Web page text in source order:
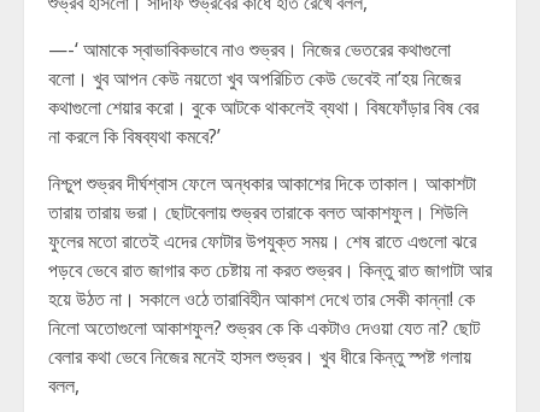
—-‘ আমাকে স্বাভাবিকভাবে নাও শুভ্রব। নিজের ভেতরের কথাগুলো
বলো। খুব আপন কেউ নয়তো খুব অপরিচিত কেউ ভেবেই না’হয় নিজের
কথাগুলো শেয়ার করো। বুকে আটকে থাকলেই ব্যথা। বিষফোঁড়ার বিষ বের
না করলে কি বিষব্যথা কমবে?’
নিশ্চুপ শুভ্রব দীর্ঘশ্বাস ফেলে অন্ধকার আকাশের দিকে তাকাল। আকাশটা
তারায় তারায় ভরা। ছোটবেলায় শুভ্রব তারাকে বলত আকাশফুল। শিউলি
ফুলের মতো রাতেই এদের ফোটার উপযুক্ত সময়। শেষ রাতে এগুলো ঝরে
পড়বে ভেবে রাত জাগার কত চেষ্টায় না করত শুভ্রব। কিন্তু রাত জাগাটা আর
হয়ে উঠত না। সকালে ওঠে তারাবিহীন আকাশ দেখে তার সেকী কান্না! কে
নিলো অতোগুলো আকাশফুল? শুভ্রব কে কি একটাও দেওয়া যেত না? ছোট
বেলার কথা ভেবে নিজের মনেই হাসল শুভ্রব। খুব ধীরে কিন্তু স্পষ্ট গলায়
বলল,